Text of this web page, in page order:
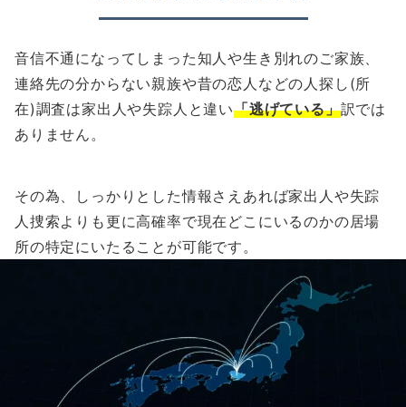
音信不通になってしまった知人や生き別れのご家族、
連絡先の分からない親族や昔の恋人などの人探し(所
在)調査は家出人や失踪人と違い「逃げている」訳では
ありません。
その為、しっかりとした情報さえあれば家出人や失踪
人捜索よりも更に高確率で現在どこにいるのかの居場
所の特定にいたることが可能です。